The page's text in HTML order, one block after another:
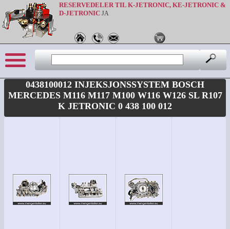
RESERVEDELER TIL K-JETRONIC, KE-JETRONIC &
D-JETRONIC JA
0438100012 INJEKSJONSSYSTEM BOSCH
MERCEDES M116 M117 M100 W116 W126 SL R107
K JETRONIC 0 438 100 012